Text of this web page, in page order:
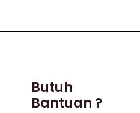
Butuh
Bantuan ?